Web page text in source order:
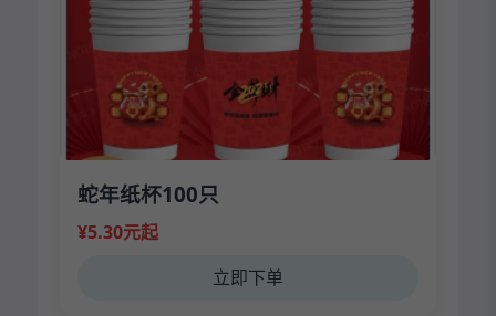
蛇年纸杯100只
¥5.30元起
立即下单